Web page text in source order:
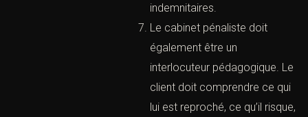
d’abord protecteur. Il vérifie
les droits, prépare les
auditions, analyse la
qualification pénale,